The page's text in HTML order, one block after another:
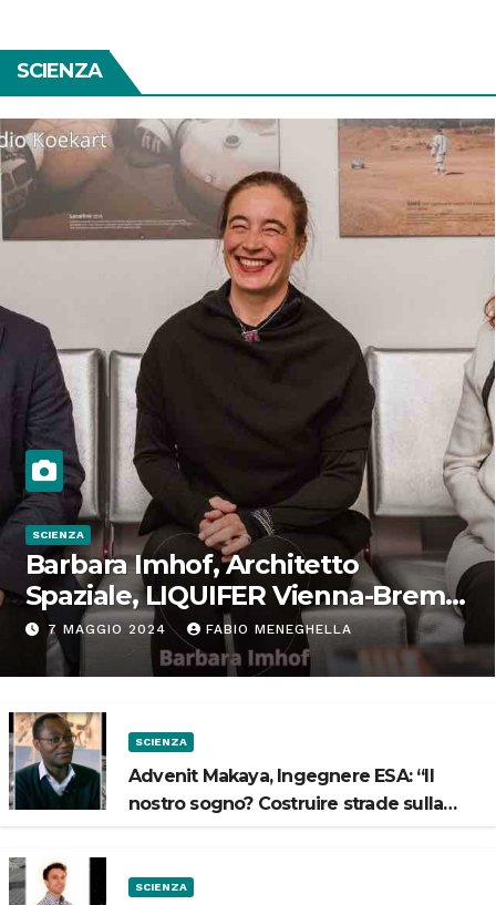
SCIENZA
SCIENZA
Barbara Imhof, Architetto
Spaziale, LIQUIFER Vienna-Brema:
“Progettiamo habitat per lo
Spazio”
7 MAGGIO 2024 FABIO MENEGHELLA
SCIENZA
Advenit Makaya, Ingegnere ESA: “Il
nostro sogno? Costruire strade sulla
SCIENZA